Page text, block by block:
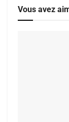
Vous avez